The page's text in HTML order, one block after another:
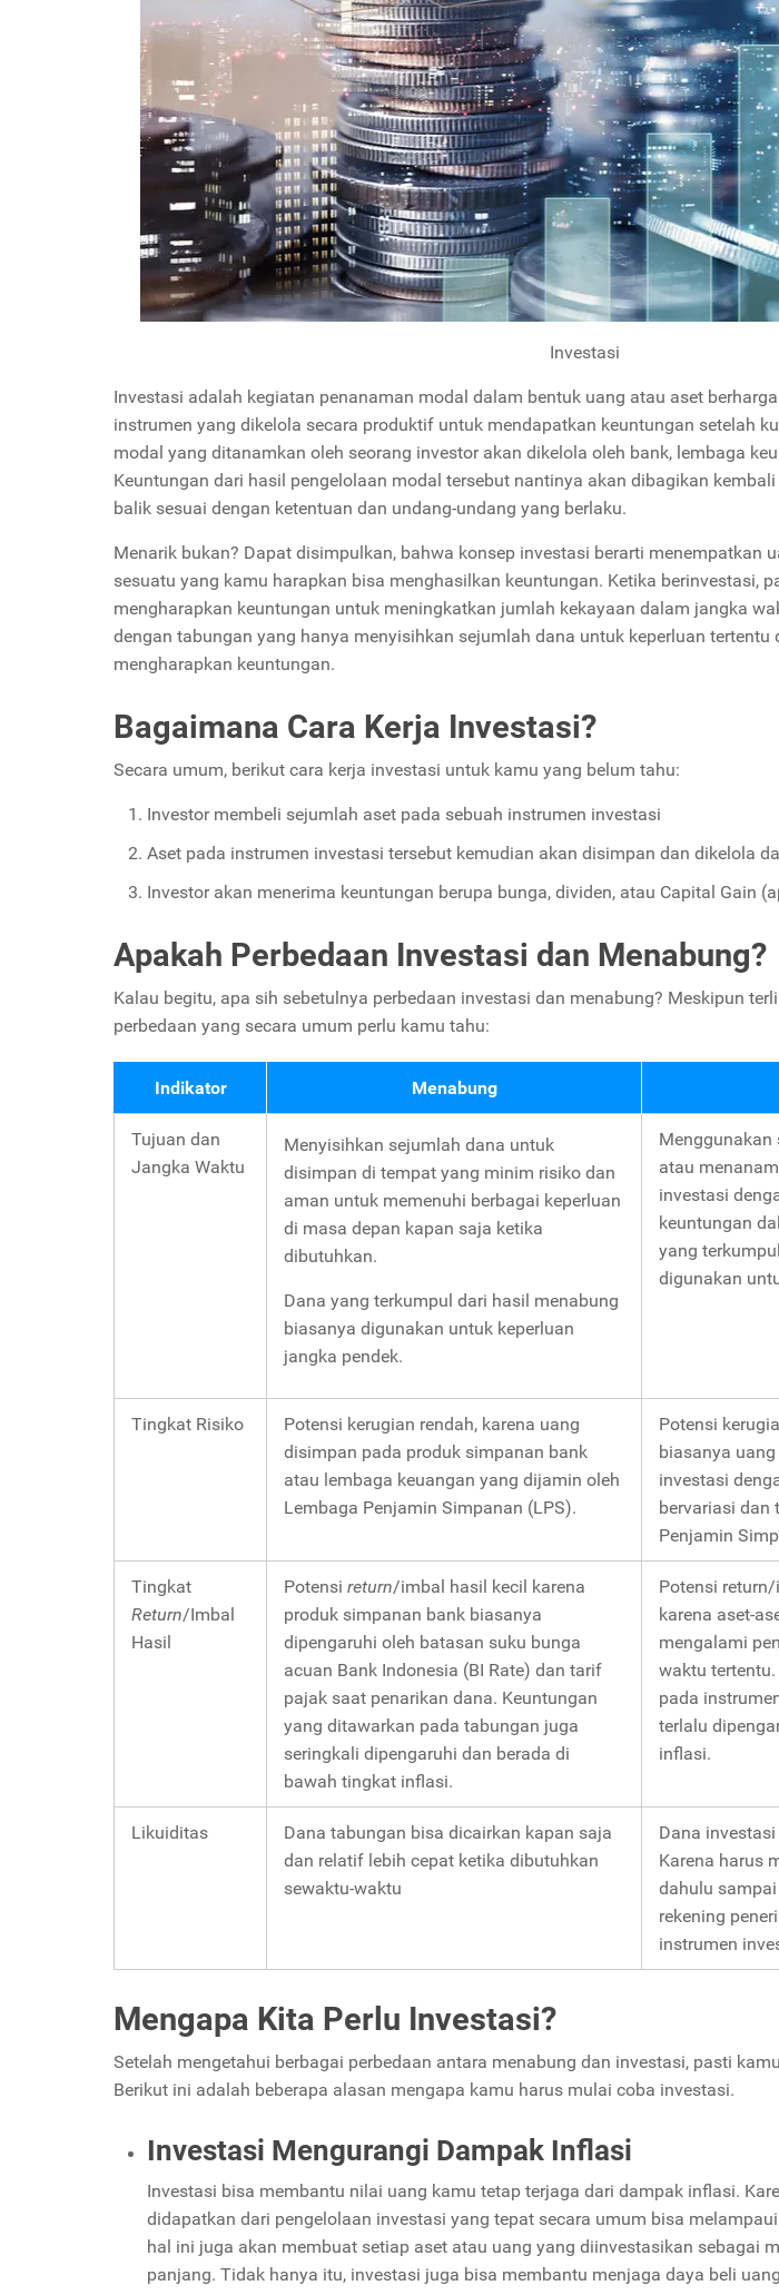
Investasi
Investasi adalah kegiatan penanaman modal dalam bentuk uang atau aset
instrumen yang dikelola secara produktif untuk mendapatkan keuntungan setelah
modal yang ditanamkan oleh seorang investor akan dikelola oleh bank, lembaga
Keuntungan dari hasil pengelolaan modal tersebut nantinya akan dibagikan
balik sesuai dengan ketentuan dan undang-undang yang berlaku.
Menarik bukan? Dapat disimpulkan, bahwa konsep investasi berarti menempatkan
sesuatu yang kamu harapkan bisa menghasilkan keuntungan. Ketika berinvestasi,
mengharapkan keuntungan untuk meningkatkan jumlah kekayaan dalam jangka
dengan tabungan yang hanya menyisihkan sejumlah dana untuk keperluan tertentu
mengharapkan keuntungan.
Bagaimana Cara Kerja Investasi?
Secara umum, berikut cara kerja investasi untuk kamu yang belum tahu:
Investor membeli sejumlah aset pada sebuah instrumen investasi
Aset pada instrumen investasi tersebut kemudian akan disimpan dan dikelola
Investor akan menerima keuntungan berupa bunga, dividen, atau Capital Gain
Apakah Perbedaan Investasi dan Menabung?
Kalau begitu, apa sih sebetulnya perbedaan investasi dan menabung? Meskipun
perbedaan yang secara umum perlu kamu tahu:
Indikator Menabung
Tujuan dan
Jangka Waktu
Menyisihkan sejumlah dana untuk
disimpan di tempat yang minim risiko dan
aman untuk memenuhi berbagai keperluan
di masa depan kapan saja ketika
dibutuhkan.
Dana yang terkumpul dari hasil menabung
biasanya digunakan untuk keperluan
jangka pendek.
Menggunakan
atau
investasi
keuntungan
yang
digunakan
Tingkat Risiko
Potensi kerugian rendah, karena uang
disimpan pada produk simpanan bank
atau lembaga keuangan yang dijamin oleh
Lembaga Penjamin Simpanan (LPS).
Potensi
biasanya
investasi
bervariasi dan
Penjamin
Tingkat
Return/Imbal
Hasil
Potensi return/imbal hasil kecil karena
produk simpanan bank biasanya
dipengaruhi oleh batasan suku bunga
acuan Bank Indonesia (BI Rate) dan tarif
pajak saat penarikan dana. Keuntungan
yang ditawarkan pada tabungan juga
seringkali dipengaruhi dan berada di
bawah tingkat inflasi.
Potensi
karena aset-
mengalami
waktu
pada
terlalu
inflasi.
Likuiditas
Dana tabungan bisa dicairkan kapan saja
dan relatif lebih cepat ketika dibutuhkan
sewaktu-waktu
Dana
Karena harus
dahulu
rekening
instrumen
Mengapa Kita Perlu Investasi?
Setelah mengetahui berbagai perbedaan antara menabung dan investasi, pasti
Berikut ini adalah beberapa alasan mengapa kamu harus mulai coba investasi.
Investasi Mengurangi Dampak Inflasi
Investasi bisa membantu nilai uang kamu tetap terjaga dari dampak inflasi.
didapatkan dari pengelolaan investasi yang tepat secara umum bisa
hal ini juga akan membuat setiap aset atau uang yang diinvestasikan sebagai
panjang. Tidak hanya itu, investasi juga bisa membantu menjaga daya beli